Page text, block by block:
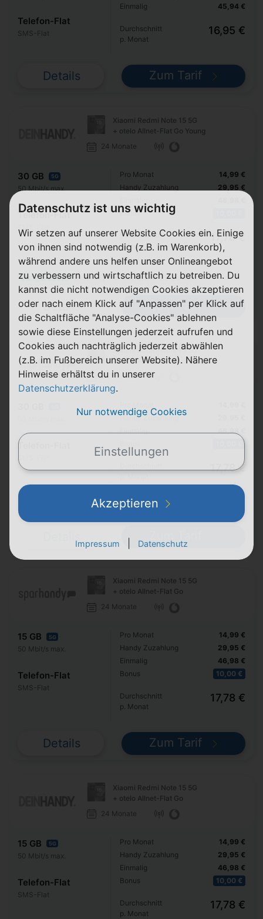
Telefon-Flat
SMS-Flat
Einmalig
45,94 €
Durchschnitt
p. Monat
16,95 €
Details Zum Tarif
Xiaomi Redmi Note 15 5G
+ otelo Allnet-Flat Go Young
24 Monate
30 GB 5G
50 Mbit/s max.
Telefon-Flat
Pro Monat
Handy Zuzahlung
Bonus
14,99 €
29,95 €
Durchschnitt
p. Monat
17,78 €
Junge Leute Exklusiv für alle unter 29 Jahren
Details Zum Tarif
Xiaomi Redmi Note 15 5G
+ otelo Allnet-Flat Go Young
24 Monate
Telefon-Flat
Handy Zuzahlung
17,78 €
Exklusiv für alle unter 29 Jahren
Xiaomi Redmi Note 15 5G
+ otelo Allnet-Flat Go
24 Monate
15 GB 5G
50 Mbit/s max.
Telefon-Flat
SMS-Flat
Pro Monat
Handy Zuzahlung
Einmalig
Bonus
14,99 €
29,95 €
46,98 €
10,00 €
Durchschnitt
p. Monat
17,78 €
Details Zum Tarif
Xiaomi Redmi Note 15 5G
+ otelo Allnet-Flat Go
24 Monate
15 GB 5G
50 Mbit/s max.
Telefon-Flat
SMS-Flat
Pro Monat
Handy Zuzahlung
Einmalig
Bonus
14,99 €
29,95 €
46,98 €
10,00 €
Durchschnitt
p. Monat
17,78 €
Datenschutz ist uns wichtig
Wir setzen auf unserer Website Cookies ein. Einige
von ihnen sind notwendig (z.B. im Warenkorb),
während andere uns helfen unser Onlineangebot
zu verbessern und wirtschaftlich zu betreiben. Du
kannst die nicht notwendigen Cookies akzeptieren
oder nach einem Klick auf "Anpassen" per Klick auf
die Schaltfläche "Analyse-Cookies" ablehnen
sowie diese Einstellungen jederzeit aufrufen und
Cookies auch nachträglich jederzeit abwählen
(z.B. im Fußbereich unserer Website). Nähere
Hinweise erhältst du in unserer
Datenschutzerklärung.
Nur notwendige Cookies
Einstellungen
Akzeptieren
Impressum Datenschutz